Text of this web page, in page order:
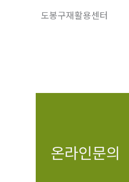
도봉구재활용센터
온라인문의